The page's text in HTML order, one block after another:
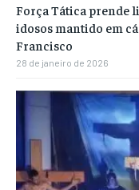
Força Tática prende
idosos mantido em
Francisco
28 de janeiro de 2026